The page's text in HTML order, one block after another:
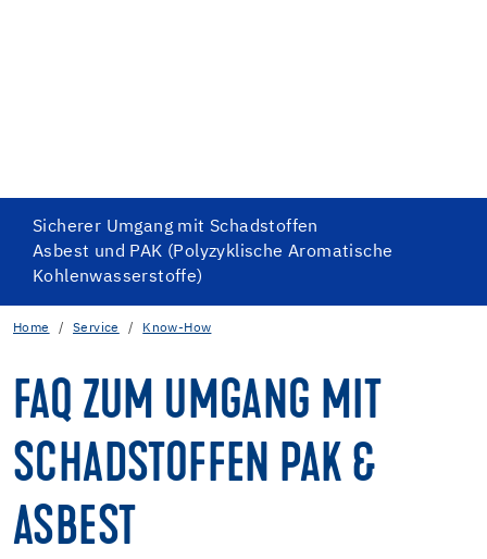
Sicherer Umgang mit Schadstoffen
Asbest und PAK (Polyzyklische Aromatische
Kohlenwasserstoffe)
Home Service Know-How
FAQ ZUM UMGANG MIT
SCHADSTOFFEN PAK &
ASBEST